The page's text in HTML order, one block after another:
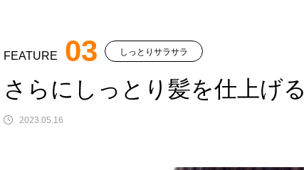
FEATURE 03 しっとりサラサラ
さらにしっとり髪を仕上げる
2023.05.16